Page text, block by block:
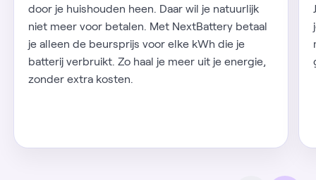
door je huishouden heen. Daar wil je natuurlijk
niet meer voor betalen. Met NextBattery betaal
je alleen de beursprijs voor elke kWh die je
batterij verbruikt. Zo haal je meer uit je energie,
zonder extra kosten.